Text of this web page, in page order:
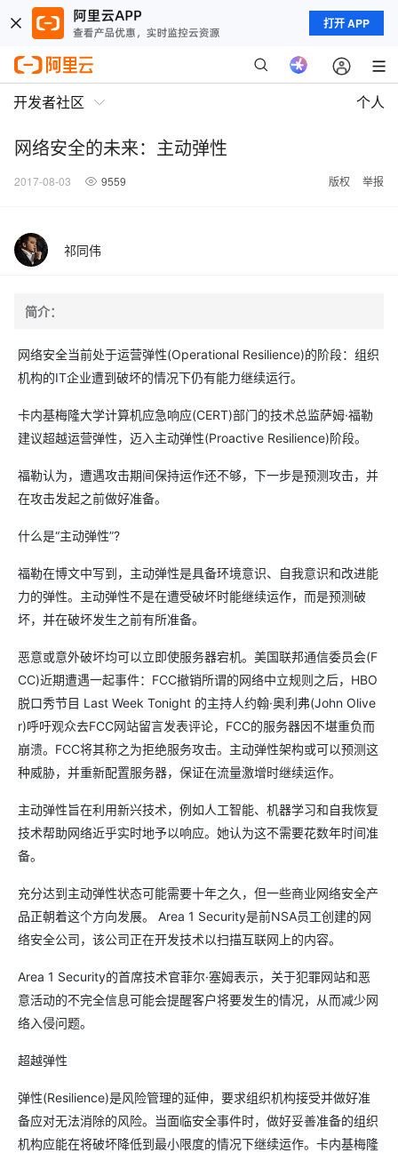
打开 APP
开发者社区 个人
网络安全的未来：主动弹性
2017-08-03 9559 版权 举报
祁同伟
简介：
网络安全当前处于运营弹性(Operational Resilience)的阶段：组织
机构的IT企业遭到破坏的情况下仍有能力继续运行。
卡内基梅隆大学计算机应急响应(CERT)部门的技术总监萨姆·福勒
建议超越运营弹性，迈入主动弹性(Proactive Resilience)阶段。
福勒认为，遭遇攻击期间保持运作还不够，下一步是预测攻击，并
在攻击发起之前做好准备。
什么是“主动弹性”?
福勒在博文中写到，主动弹性是具备环境意识、自我意识和改进能
力的弹性。主动弹性不是在遭受破坏时能继续运作，而是预测破
坏，并在破坏发生之前有所准备。
恶意或意外破坏均可以立即使服务器宕机。美国联邦通信委员会(F
CC)近期遭遇一起事件：FCC撤销所谓的网络中立规则之后，HBO
脱口秀节目 Last Week Tonight 的主持人约翰·奥利弗(John Olive
r)呼吁观众去FCC网站留言发表评论，FCC的服务器因不堪重负而
崩溃。FCC将其称之为拒绝服务攻击。主动弹性架构或可以预测这
种威胁，并重新配置服务器，保证在流量激增时继续运作。
主动弹性旨在利用新兴技术，例如人工智能、机器学习和自我恢复
技术帮助网络近乎实时地予以响应。她认为这不需要花数年时间准
备。
充分达到主动弹性状态可能需要十年之久，但一些商业网络安全产
品正朝着这个方向发展。 Area 1 Security是前NSA员工创建的网
络安全公司，该公司正在开发技术以扫描互联网上的内容。
Area 1 Security的首席技术官菲尔·塞姆表示，关于犯罪网站和恶
意活动的不完全信息可能会提醒客户将要发生的情况，从而减少网
络入侵问题。
超越弹性
弹性(Resilience)是风险管理的延伸，要求组织机构接受并做好准
备应对无法消除的风险。当面临安全事件时，做好妥善准备的组织
机构应能在将破坏降低到最小限度的情况下继续运作。卡内基梅隆